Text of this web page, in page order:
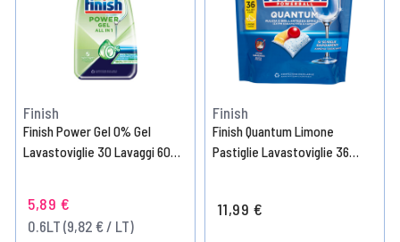
Finish
Finish Power Gel 0% Gel
Lavastoviglie 30 Lavaggi 600
5,89 €
0.6LT (9,82 € / LT)
Finish
Finish Quantum Limone
Pastiglie Lavastoviglie 36
11,99 €